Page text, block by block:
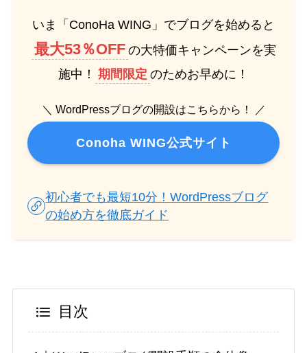
いま「ConoHa WING」でブログを始めると
最大53％OFF の大特価キャンペーンを実
施中！ 期間限定 のためお早めに！
＼ WordPressブログの開設はこちらから！ ／
Conoha WING公式サイト
初心者でも最短10分！WordPressブログ
の始め方を徹底ガイド
目次